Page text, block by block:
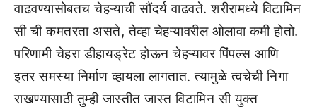
वाढवण्यासोबतच चेहऱ्याची सौंदर्य वाढवते. शरीरामध्ये विटामिन
सी ची कमतरता असते, तेव्हा चेहऱ्यावरील ओलावा कमी होतो.
परिणामी चेहरा डीहायड्रेट होऊन चेहऱ्यावर पिंपल्स आणि
इतर समस्या निर्माण व्हायला लागतात. त्यामुळे त्वचेची निगा
राखण्यासाठी तुम्ही जास्तीत जास्त विटामिन सी युक्त